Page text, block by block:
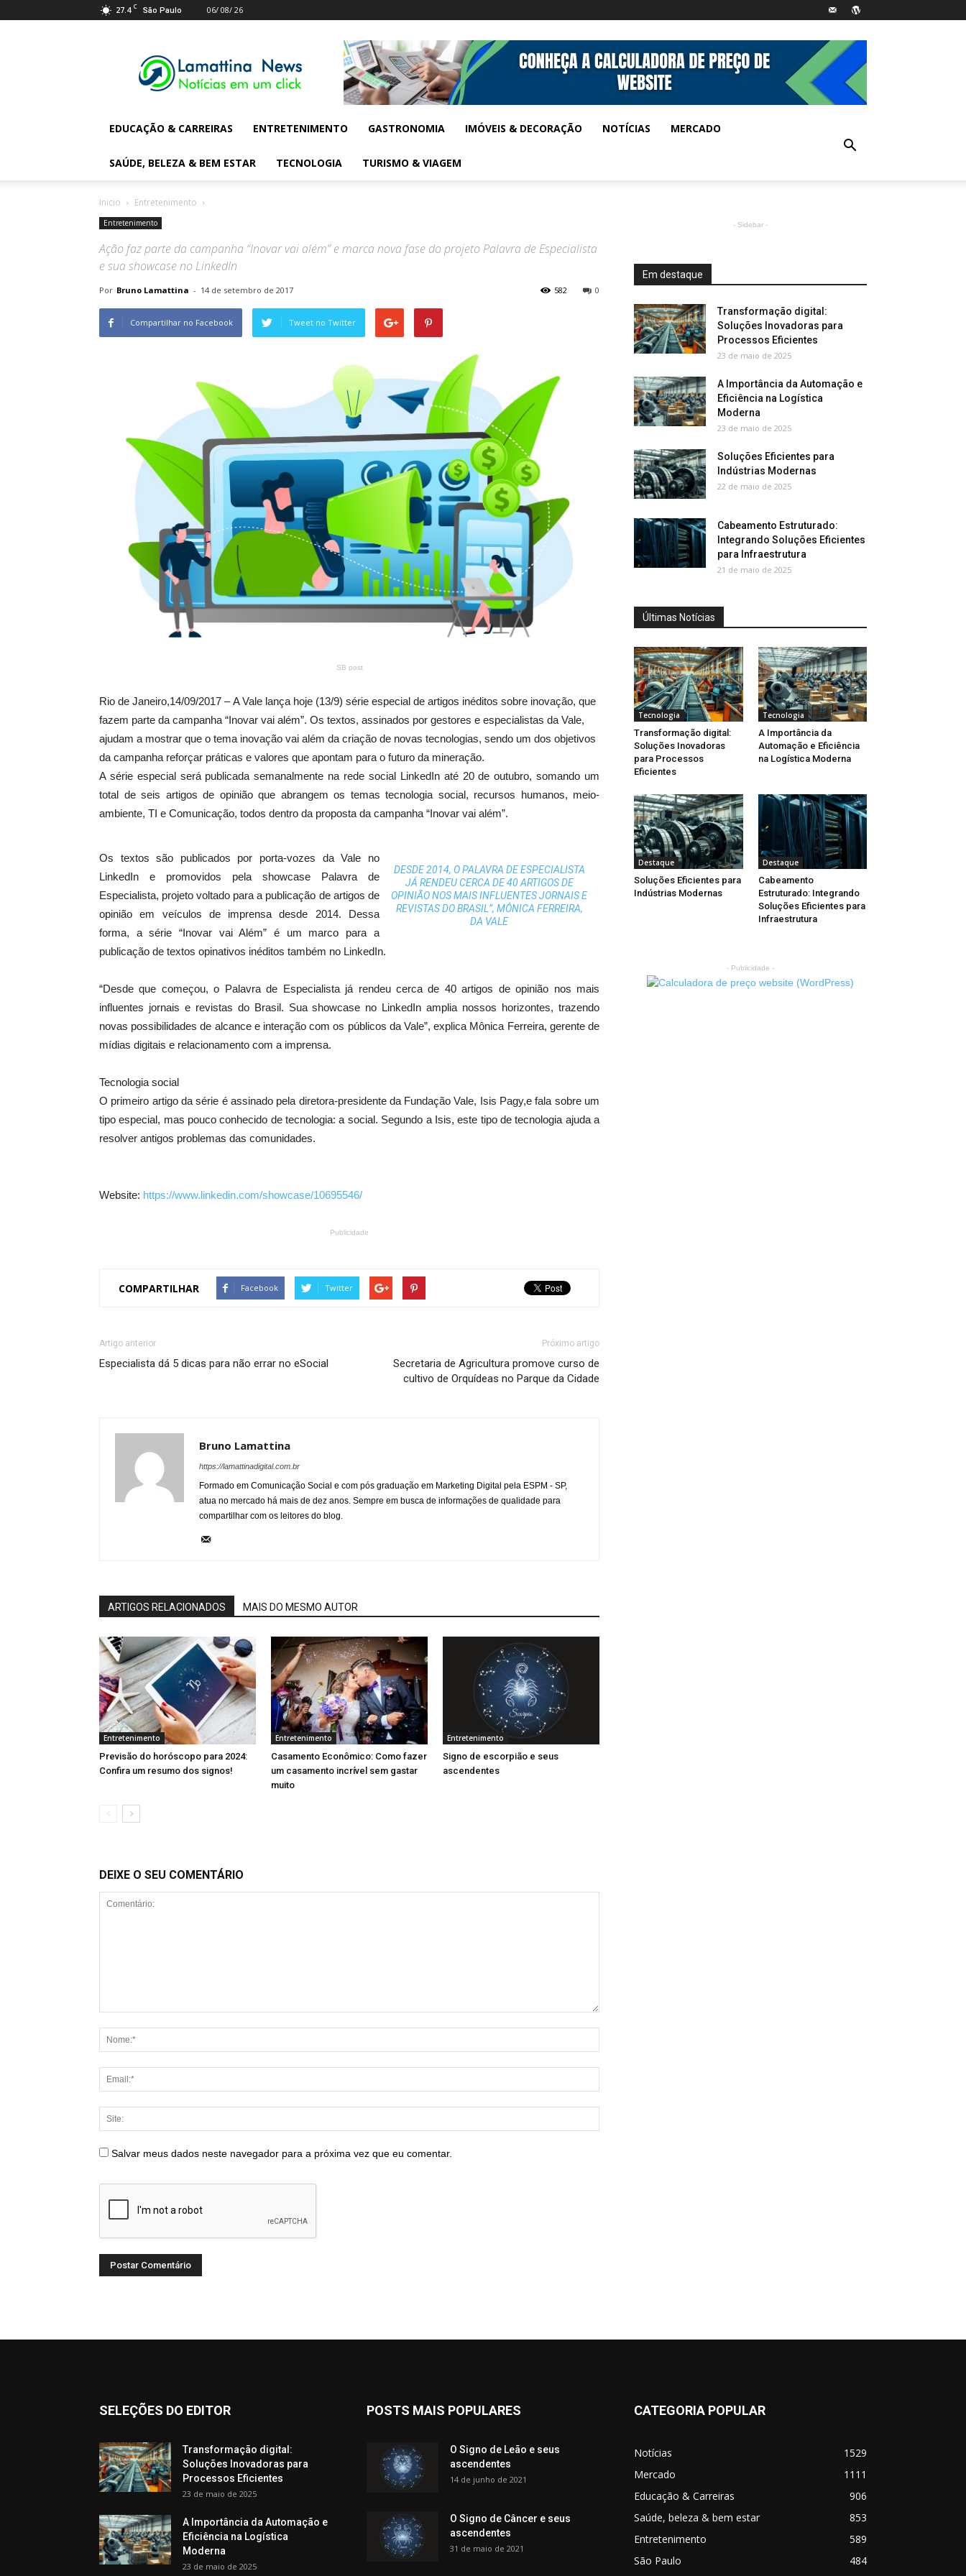
27.4 C São Paulo 06/ 08/ 26
Digital
News
EDUCAÇÃO & CARREIRAS ENTRETENIMENTO GASTRONOMIA IMÓVEIS & DECORAÇÃO NOTÍCIAS MERCADO
SAÚDE, BELEZA & BEM ESTAR TECNOLOGIA TURISMO & VIAGEM
Inicio Entretenimento
Entretenimento
Ação faz parte da campanha “Inovar vai além” e marca nova fase do projeto Palavra de Especialista
e sua showcase no LinkedIn
Por Bruno Lamattina - 14 de setembro de 2017 0
582
Compartilhar no Facebook Tweet no Twitter
SB post
Rio de Janeiro,14/09/2017 –A Vale lança hoje (13/9) série especial de artigos inéditos sobre inovação, que
fazem parte da campanha “Inovar vai além”. Os textos, assinados por gestores e especialistas da Vale,
ajudam a mostrar que o tema inovação vai além da criação de novas tecnologias, sendo um dos objetivos
da campanha reforçar práticas e valores que apontam para o futuro da mineração.
A série especial será publicada semanalmente na rede social LinkedIn até 20 de outubro, somando um
total de seis artigos de opinião que abrangem os temas tecnologia social, recursos humanos, meio-
ambiente, TI e Comunicação, todos dentro da proposta da campanha “Inovar vai além”.
DESDE 2014, O PALAVRA DE ESPECIALISTA
JÁ RENDEU CERCA DE 40 ARTIGOS DE
OPINIÃO NOS MAIS INFLUENTES JORNAIS E
REVISTAS DO BRASIL”, MÔNICA FERREIRA,
DA VALE
Os textos são publicados por porta-vozes da Vale no
LinkedIn e promovidos pela showcase Palavra de
Especialista, projeto voltado para a publicação de artigos de
opinião em veículos de imprensa desde 2014. Dessa
forma, a série “Inovar vai Além” é um marco para a
publicação de textos opinativos inéditos também no LinkedIn.
“Desde que começou, o Palavra de Especialista já rendeu cerca de 40 artigos de opinião nos mais
influentes jornais e revistas do Brasil. Sua showcase no LinkedIn amplia nossos horizontes, trazendo
novas possibilidades de alcance e interação com os públicos da Vale”, explica Mônica Ferreira, gerente de
mídias digitais e relacionamento com a imprensa.
Tecnologia social
O primeiro artigo da série é assinado pela diretora-presidente da Fundação Vale, Isis Pagy,e fala sobre um
tipo especial, mas pouco conhecido de tecnologia: a social. Segundo a Isis, este tipo de tecnologia ajuda a
resolver antigos problemas das comunidades.
Website: https://www.linkedin.com/showcase/10695546/
Publicidade
COMPARTILHAR Facebook Twitter
Artigo anterior
Especialista dá 5 dicas para não errar no eSocial
Próximo artigo
Secretaria de Agricultura promove curso de
cultivo de Orquídeas no Parque da Cidade
Bruno Lamattina
https://lamattinadigital.com.br
Formado em Comunicação Social e com pós graduação em Marketing Digital pela ESPM - SP,
atua no mercado há mais de dez anos. Sempre em busca de informações de qualidade para
compartilhar com os leitores do blog.
ARTIGOS RELACIONADOS MAIS DO MESMO AUTOR
Entretenimento
Previsão do horóscopo para 2024:
Confira um resumo dos signos!
Entretenimento
Casamento Econômico: Como fazer
um casamento incrível sem gastar
muito
Entretenimento
Signo de escorpião e seus
ascendentes
DEIXE O SEU COMENTÁRIO
Salvar meus dados neste navegador para a próxima vez que eu comentar.
- Sidebar -
Em destaque
Transformação digital:
Soluções Inovadoras para
Processos Eficientes
23 de maio de 2025
A Importância da Automação e
Eficiência na Logística
Moderna
23 de maio de 2025
Soluções Eficientes para
Indústrias Modernas
22 de maio de 2025
Cabeamento Estruturado:
Integrando Soluções Eficientes
para Infraestrutura
21 de maio de 2025
Últimas Notícias
Tecnologia
Transformação digital:
Soluções Inovadoras
para Processos
Eficientes
Tecnologia
A Importância da
Automação e Eficiência
na Logística Moderna
Destaque
Soluções Eficientes para
Indústrias Modernas
Destaque
Cabeamento
Estruturado: Integrando
Soluções Eficientes para
Infraestrutura
- Publicidade -
SELEÇÕES DO EDITOR
Transformação digital:
Soluções Inovadoras para
Processos Eficientes
23 de maio de 2025
A Importância da Automação e
Eficiência na Logística
Moderna
23 de maio de 2025
POSTS MAIS POPULARES
O Signo de Leão e seus
ascendentes
14 de junho de 2021
O Signo de Câncer e seus
ascendentes
31 de maio de 2021
CATEGORIA POPULAR
Notícias
1529
Mercado
1111
Educação & Carreiras
906
Saúde, beleza & bem estar
853
Entretenimento
589
São Paulo
484